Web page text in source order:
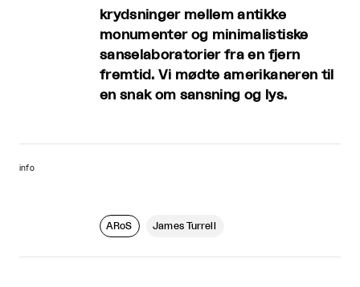
krydsninger mellem antikke
monumenter og minimalistiske
sanselaboratorier fra en fjern
fremtid. Vi mødte amerikaneren til
en snak om sansning og lys.
info
ARoS James Turrell